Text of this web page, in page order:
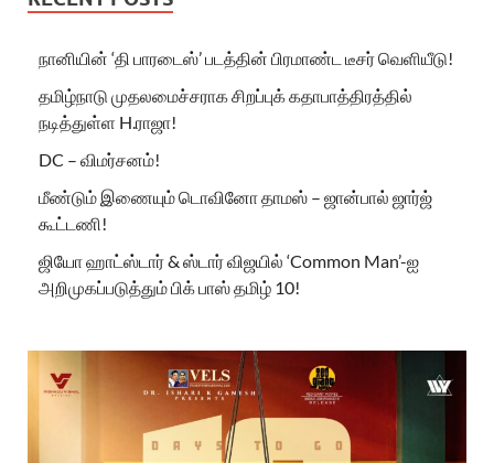
நானியின் ‘தி பாரடைஸ்’ படத்தின் பிரமாண்ட டீசர் வெளியீடு!
தமிழ்நாடு முதலமைச்சராக சிறப்புக் கதாபாத்திரத்தில்
நடித்துள்ள H.ராஜா!
DC – விமர்சனம்!
மீண்டும் இணையும் டொவினோ தாமஸ் – ஜான்பால் ஜார்ஜ்
கூட்டணி!
ஜியோ ஹாட்ஸ்டார் & ஸ்டார் விஜயில் ‘Common Man’-ஐ
அறிமுகப்படுத்தும் பிக் பாஸ் தமிழ் 10!